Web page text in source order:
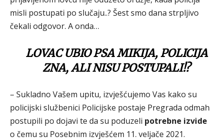
misli postupati po slučaju..? Šest smo dana strpljivo
čekali odgovor. A onda…
LOVAC UBIO PSA MIKIJA, POLICIJA
ZNA, ALI NISU POSTUPALI!?
– Sukladno Vašem upitu, izvješćujemo Vas kako su
policijski službenici Policijske postaje Pregrada odmah
postupili po dojavi te da su poduzeli potrebne izvide
o čemu su Posebnim izvješćem 11. veljače 2021.